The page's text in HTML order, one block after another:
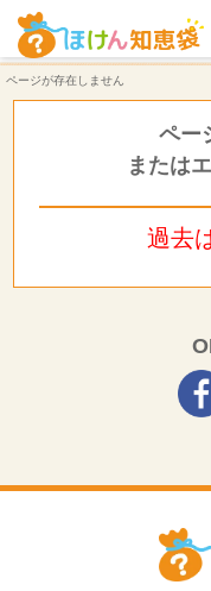
ページが存在しません | ほけん知恵袋
ページが存在しません
ペー
または
過去